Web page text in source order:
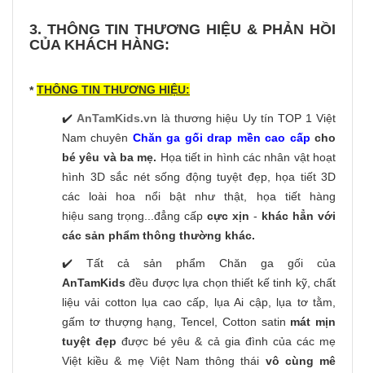
3. THÔNG TIN THƯƠNG HIỆU & PHẢN HỒI
CỦA KHÁCH HÀNG:
*THÔNG TIN THƯƠNG HIỆU:
✔️AnTamKids.vn là thương hiệu Uy tín TOP 1 Việt
Nam chuyên Chăn ga gối drap mền cao cấp cho
bé yêu và ba mẹ. Họa tiết in hình các nhân vật hoạt
hình 3D sắc nét sống động tuyệt đẹp, họa tiết 3D
các loài hoa nổi bật như thật, họa tiết hàng
hiệu sang trọng...đẳng cấp cực xịn - khác hẳn với
các sản phẩm thông thường khác.
✔️ Tất cả sản phẩm Chăn ga gối của
AnTamKids đều được lựa chọn thiết kế tinh kỹ, chất
liệu vải cotton lụa cao cấp, lụa Ai cập, lụa tơ tằm,
gấm tơ thượng hạng, Tencel, Cotton satin mát mịn
tuyệt đẹp được bé yêu & cả gia đình của các mẹ
Việt kiều & mẹ Việt Nam thông thái vô cùng mê